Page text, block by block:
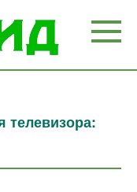
телевизора: